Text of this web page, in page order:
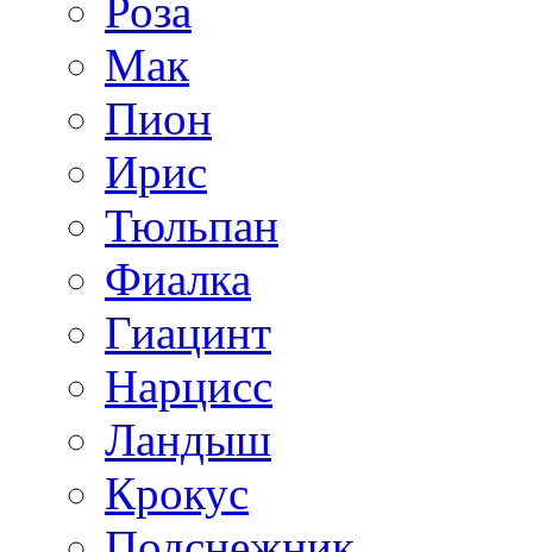
Роза
Мак
Пион
Ирис
Тюльпан
Фиалка
Гиацинт
Нарцисс
Ландыш
Крокус